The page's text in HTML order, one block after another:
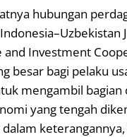
hubungan
and Investment
besar bagi pelaku
mengambil bagian
yang tengah